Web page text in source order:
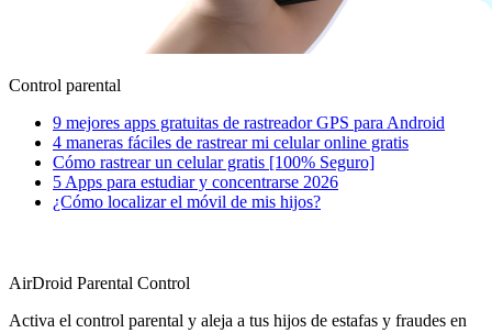
Control parental
9 mejores apps gratuitas de rastreador GPS para Android
4 maneras fáciles de rastrear mi celular online gratis
Cómo rastrear un celular gratis [100% Seguro]
5 Apps para estudiar y concentrarse 2026
¿Cómo localizar el móvil de mis hijos?
AirDroid Parental Control
Activa el control parental y aleja a tus hijos de estafas y fraudes en